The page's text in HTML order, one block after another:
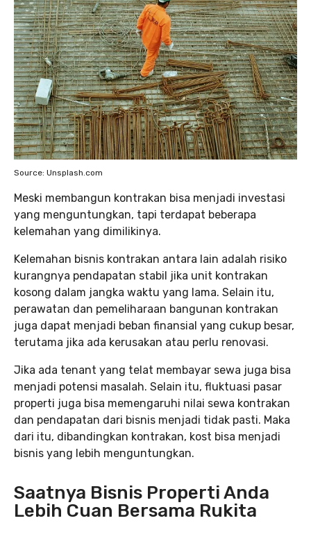
Source: Unsplash.com
Meski membangun kontrakan bisa menjadi investasi
yang menguntungkan, tapi terdapat beberapa
kelemahan yang dimilikinya.
Kelemahan bisnis kontrakan antara lain adalah risiko
kurangnya pendapatan stabil jika unit kontrakan
kosong dalam jangka waktu yang lama. Selain itu,
perawatan dan pemeliharaan bangunan kontrakan
juga dapat menjadi beban finansial yang cukup besar,
terutama jika ada kerusakan atau perlu renovasi.
Jika ada tenant yang telat membayar sewa juga bisa
menjadi potensi masalah. Selain itu, fluktuasi pasar
properti juga bisa memengaruhi nilai sewa kontrakan
dan pendapatan dari bisnis menjadi tidak pasti. Maka
dari itu, dibandingkan kontrakan, kost bisa menjadi
bisnis yang lebih menguntungkan.
Saatnya Bisnis Properti Anda
Lebih Cuan Bersama Rukita